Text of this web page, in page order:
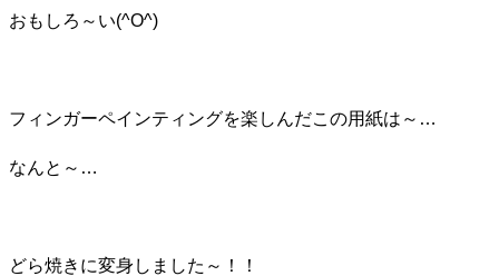
おもしろ～い(^O^)
フィンガーペインティングを楽しんだこの用紙は～…
なんと～…
どら焼きに変身しました～！！